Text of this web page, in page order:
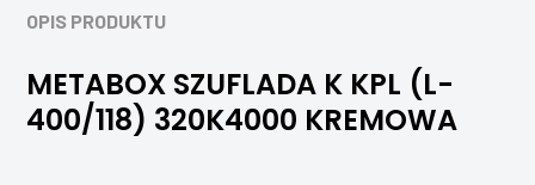
OPIS PRODUKTU
METABOX SZUFLADA K KPL (L-
400/118) 320K4000 KREMOWA